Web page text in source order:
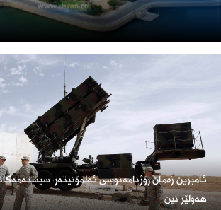
ئامبرین زەمان رۆژنامەنوسی ئەلمۆنیتەر:
هەولێر نین